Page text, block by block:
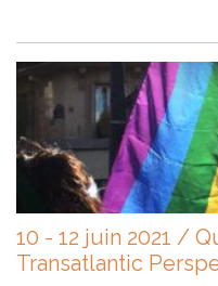
10 - 12 juin 2021 /
Transatlantic